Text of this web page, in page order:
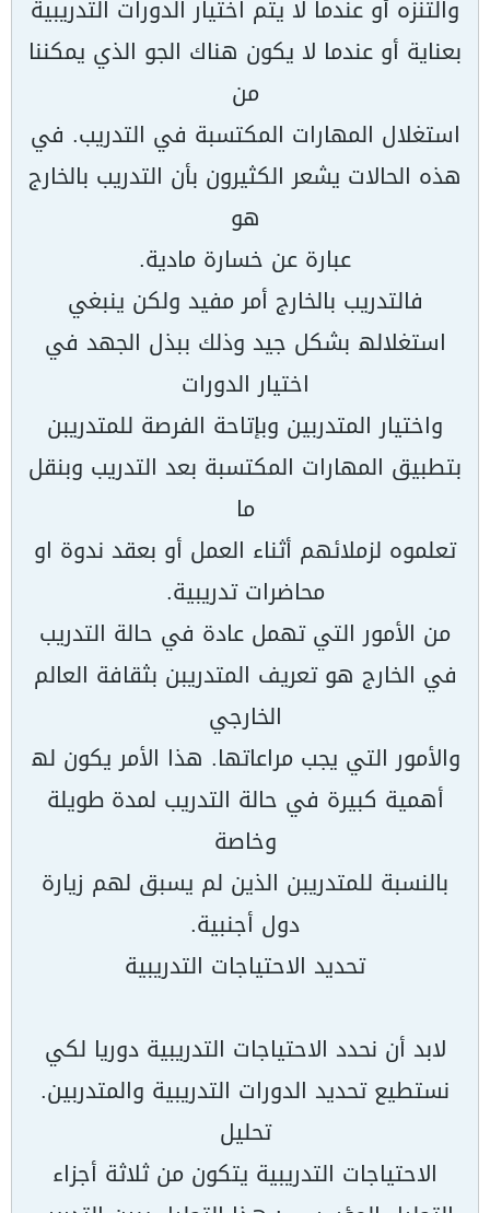
والتنزه أو عندما لا یتم اختیار الدورات التدریبیة
بعنایة أو عندما لا یكون ھناك الجو الذي یمكننا
من
استغلال المھارات المكتسبة في التدریب. في
ھذه الحالات یشعر الكثیرون بأن التدریب بالخارج
ھو
عبارة عن خسارة مادیة.
فالتدریب بالخارج أمر مفید ولكن ینبغي
استغلالھ بشكل جید وذلك ببذل الجھد في
اختیار الدورات
واختیار المتدربین وبإتاحة الفرصة للمتدریبن
بتطبیق المھارات المكتسبة بعد التدریب وبنقل
ما
تعلموه لزملائھم أثناء العمل أو بعقد ندوة او
محاضرات تدریبیة.
من الأمور التي تھمل عادة في حالة التدریب
في الخارج ھو تعریف المتدریبن بثقافة العالم
الخارجي
والأمور التي یجب مراعاتھا. ھذا الأمر یكون لھ
أھمیة كبیرة في حالة التدریب لمدة طویلة
وخاصة
بالنسبة للمتدریبن الذین لم یسبق لھم زیارة
دول أجنبیة.
تحدید الاحتیاجات التدریبیة
لابد أن نحدد الاحتیاجات التدریبیة دوریا لكي
نستطیع تحدید الدورات التدریبیة والمتدربین.
تحلیل
الاحتیاجات التدریبیة یتكون من ثلاثة أجزاء